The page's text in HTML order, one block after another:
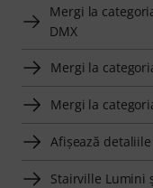
Mergi la
DMX
Mergi la
Mergi la
Afişează
Stairville Lumini